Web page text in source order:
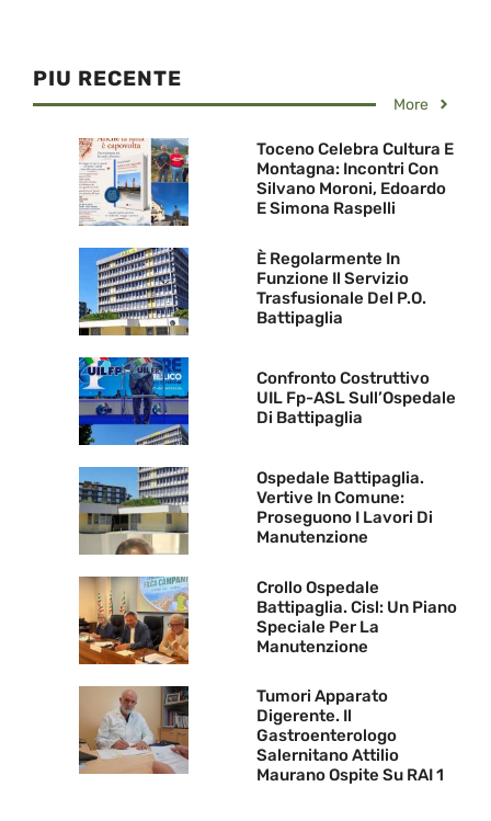
PIU RECENTE
More
Toceno Celebra Cultura E
Montagna: Incontri Con
Silvano Moroni, Edoardo
E Simona Raspelli
È Regolarmente In
Funzione Il Servizio
Trasfusionale Del P.O.
Battipaglia
Confronto Costruttivo
UIL Fp-ASL Sull’Ospedale
Di Battipaglia
Ospedale Battipaglia.
Vertive In Comune:
Proseguono I Lavori Di
Manutenzione
Crollo Ospedale
Battipaglia. Cisl: Un Piano
Speciale Per La
Manutenzione
Tumori Apparato
Digerente. Il
Gastroenterologo
Salernitano Attilio
Maurano Ospite Su RAI 1